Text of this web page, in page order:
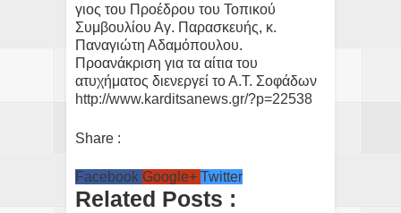
γιος του Προέδρου του Τοπικού
Συμβουλίου Αγ. Παρασκευής, κ.
Παναγιώτη Αδαμόπουλου.
Προανάκριση για τα αίτια του
ατυχήματος διενεργεί το Α.Τ. Σοφάδων
http://www.karditsanews.gr/?p=22538
Share :
Facebook Google+ Twitter
Related Posts :